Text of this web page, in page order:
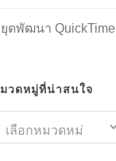
ดพัฒนา
วดหมู่ที่น่าสนใจ
มวด